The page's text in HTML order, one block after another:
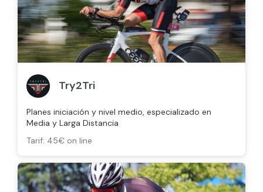
Try2Tri
Planes iniciación y nivel medio, especializado en
Media y Larga Distancia
Tarif: 45€ on line